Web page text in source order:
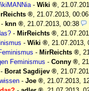
- Wiki ,
, 21.07.2013, 00:06
- knn , 21.07.2013, 00:38
- MirReichts ,
- Wiki , 21.07.2013,
- MirReichts ,
Feminismus - Conny ,
- Borat Sagdijev ,
- Joe , 21.07.2013,